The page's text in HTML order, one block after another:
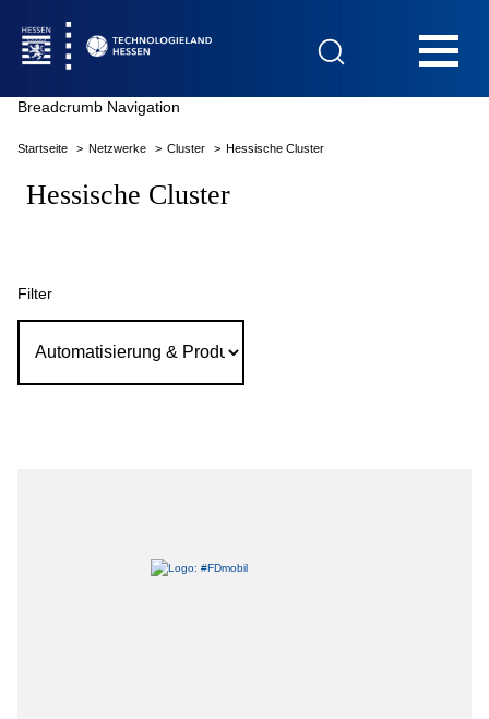
Das Technologieland
Breadcrumb Navigation
Startseite Netzwerke Cluster Hessische Cluster
Hessische Cluster
Filter